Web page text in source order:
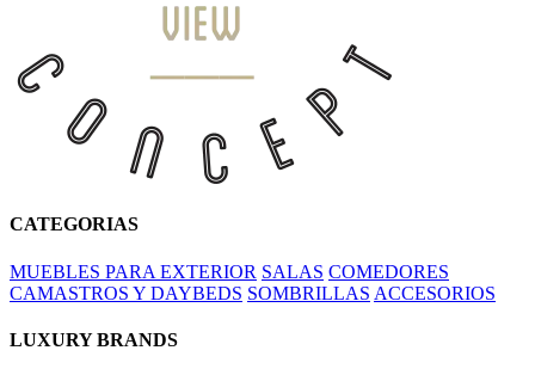
CATEGORIAS
MUEBLES PARA EXTERIOR SALAS COMEDORES
CAMASTROS Y DAYBEDS SOMBRILLAS ACCESORIOS
LUXURY BRANDS